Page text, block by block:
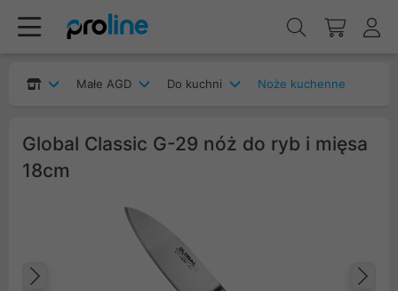
Małe AGD Do kuchni Noże kuchenne
Global Classic G-29 nóż do ryb i mięsa
18cm